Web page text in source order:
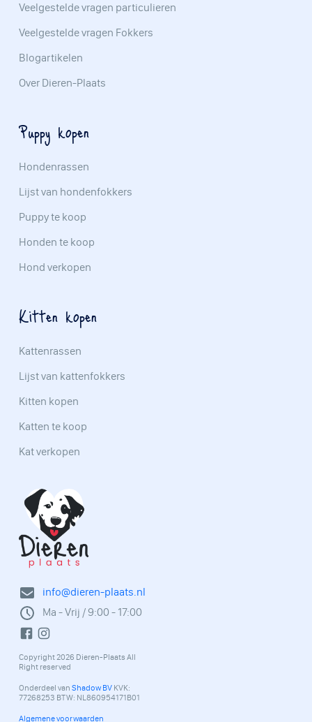
info@dieren-plaats.nl
Ma - Vrij / 9:00 - 17:00
Copyright 2026 Dieren-Plaats All
Right reserved
Onderdeel van Shadow BV KVK:
77268253 BTW: NL860954171B01
Algemene voorwaarden
Veelgestelde vragen particulieren
Veelgestelde vragen Fokkers
Blogartikelen
Over Dieren-Plaats
Puppy kopen
Hondenrassen
Lijst van hondenfokkers
Puppy te koop
Honden te koop
Hond verkopen
Kitten kopen
Kattenrassen
Lijst van kattenfokkers
Kitten kopen
Katten te koop
Kat verkopen